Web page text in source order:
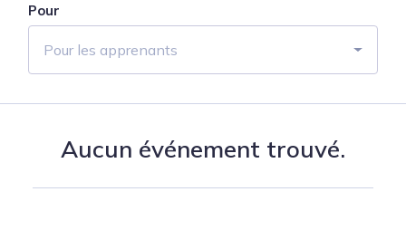
Pour
Pour les apprenants
Aucun événement trouvé.